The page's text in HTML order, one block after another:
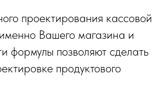
проектирования кассовой
Вашего магазина и
формулы позволяют сделать
продуктового